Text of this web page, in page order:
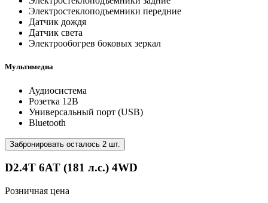
Электростеклоподъемники передние
Датчик дождя
Датчик света
Электрообогрев боковых зеркал
Мультимедиа
Аудиосистема
Розетка 12В
Универсальный порт (USB)
Bluetooth
Забронировать осталось 2 шт.
D2.4T 6AT (181 л.с.) 4WD
Розничная цена